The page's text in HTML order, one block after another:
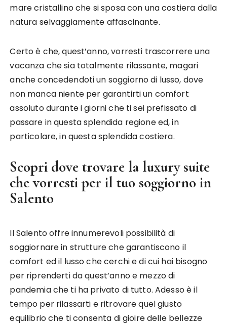
mare cristallino che si sposa con una costiera dalla
natura selvaggiamente affascinante.
Certo è che, quest’anno, vorresti trascorrere una
vacanza che sia totalmente rilassante, magari
anche concedendoti un soggiorno di lusso, dove
non manca niente per garantirti un comfort
assoluto durante i giorni che ti sei prefissato di
passare in questa splendida regione ed, in
particolare, in questa splendida costiera.
Scopri dove trovare la luxury suite
che vorresti per il tuo soggiorno in
Salento
Il Salento offre innumerevoli possibilità di
soggiornare in strutture che garantiscono il
comfort ed il lusso che cerchi e di cui hai bisogno
per riprenderti da quest’anno e mezzo di
pandemia che ti ha privato di tutto. Adesso è il
tempo per rilassarti e ritrovare quel giusto
equilibrio che ti consenta di gioire delle bellezze